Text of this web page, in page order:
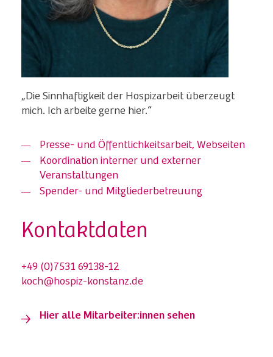
„Die Sinnhaftigkeit der Hospizarbeit überzeugt
mich. Ich arbeite gerne hier.“
Presse- und Öffentlichkeitsarbeit, Webseiten
Koordination interner und externer
Veranstaltungen
Spender- und Mitgliederbetreuung
Kontaktdaten
+49 (0)7531 69138-12
koch@hospiz-konstanz.de
Hier alle Mitarbeiter:innen sehen